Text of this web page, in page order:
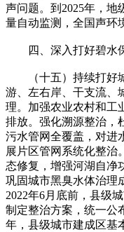
声问题。到2025年，地
量自动监测，全国声环
四、深入打好碧水
（十五）持续打好城
游、左右岸、干支流、
理。加强农业农村和工
排放。强化溯源整治，
污水管网全覆盖，对进
展片区管网系统化整治
态修复，增强河湖自净
巩固城市黑臭水体治理
2022年6月底前，县级
制定整治方案，统一公
年，县级城市建成区基